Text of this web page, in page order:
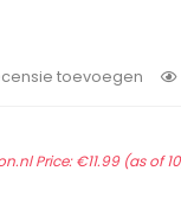
toevoegen
Price:€11.99(as of